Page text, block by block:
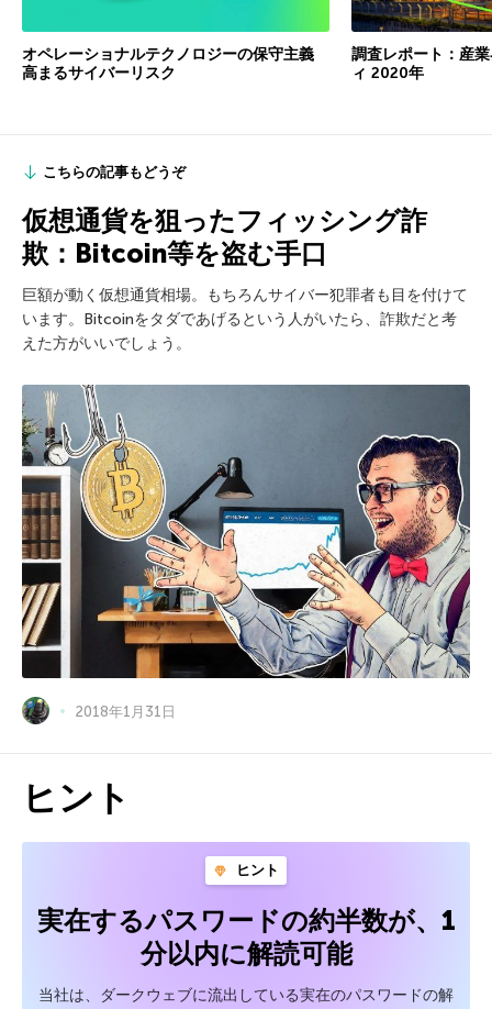
オペレーショナルテクノロジーの保守主義
高まるサイバーリスク
調査レポート：産
ィ 2020年
こちらの記事もどうぞ
仮想通貨を狙ったフィッシング詐
欺：Bitcoin等を盗む手口
巨額が動く仮想通貨相場。もちろんサイバー犯罪者も目を付けて
います。Bitcoinをタダであげるという人がいたら、詐欺だと考
えた方がいいでしょう。
2018年1月31日
ヒント
ヒント
実在するパスワードの約半数が、1
分以内に解読可能
当社は、ダークウェブに流出している実在のパスワードの解